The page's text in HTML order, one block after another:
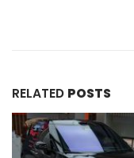
RELATED POSTS